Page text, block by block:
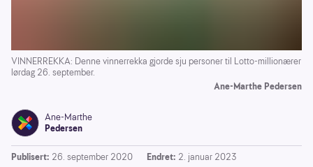
VINNERREKKA: Denne vinnerrekka gjorde sju personer til Lotto-millionærer
lørdag 26. september.
Ane-Marthe Pedersen
Ane-Marthe
Pedersen
Publisert: 26. september 2020 Endret: 2. januar 2023